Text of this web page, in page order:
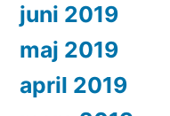
juni 2019
maj 2019
april 2019